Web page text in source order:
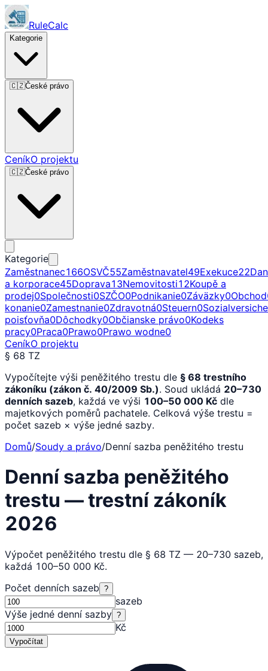
RuleCalc
Kategorie
🇨🇿České právo
CeníkO projektu
🇨🇿České právo
Kategorie
Zaměstnanec166OSVČ55Zaměstnavatel49Exekuce22
a korporace45Doprava13Nemovitosti12Koupě a
prodej0Společnosti0SZČO0Podnikanie0Záväzky0Obchod
konanie0Zamestnanie0Zdravotná0Steuern0
poisťovňa0Dôchodky0Občianske právo0Kodeks
pracy0Praca0Prawo0Prawo wodne0
CeníkO projektu
§ 68 TZ
Vypočítejte výši peněžitého trestu dle § 68 trestního
zákoníku (zákon č. 40/2009 Sb.). Soud ukládá 20–730
denních sazeb, každá ve výši 100–50 000 Kč dle
majetkových poměrů pachatele. Celková výše trestu =
počet sazeb × výše jedné sazby.
Domů/Soudy a právo/Denní sazba peněžitého trestu
Denní sazba peněžitého
trestu — trestní zákoník
2026
Výpočet peněžitého trestu dle § 68 TZ — 20–730 sazeb,
každá 100–50 000 Kč.
Počet denních sazeb ?
sazeb
Výše jedné denní sazby ?
Kč
Vypočítat